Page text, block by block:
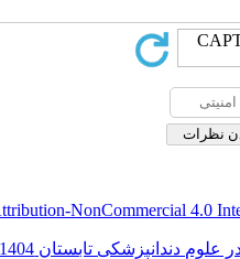
Creative Commons